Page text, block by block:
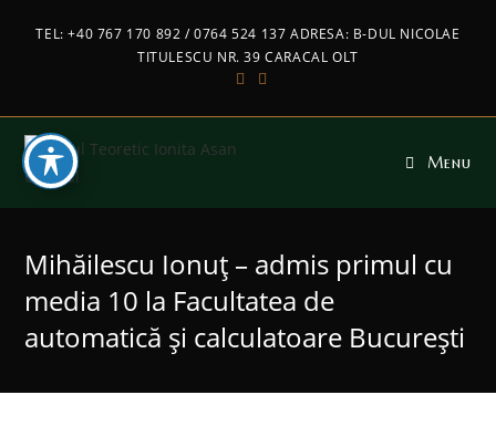
TEL: +40 767 170 892 / 0764 524 137 ADRESA: B-DUL NICOLAE
TITULESCU NR. 39 CARACAL OLT
Menu
Mihăilescu Ionuț – admis primul cu
media 10 la Facultatea de
automatică și calculatoare București